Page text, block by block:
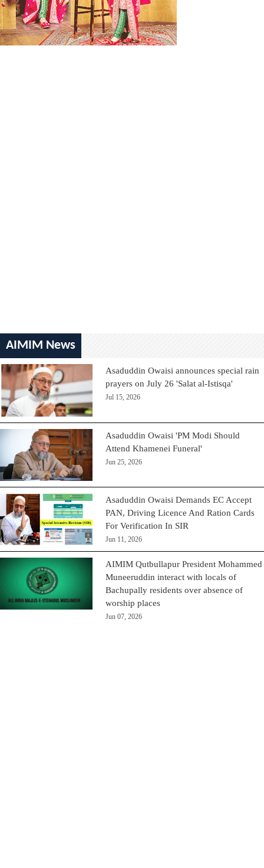
AIMIM News
Asaduddin Owaisi announces special rain
prayers on July 26 'Salat al-Istisqa'
Jul 15, 2026
Asaduddin Owaisi 'PM Modi Should
Attend Khamenei Funeral'
Jun 25, 2026
Asaduddin Owaisi Demands EC Accept
PAN, Driving Licence And Ration Cards
For Verification In SIR
Jun 11, 2026
AIMIM Qutbullapur President Mohammed
Muneeruddin interact with locals of
Bachupally residents over absence of
worship places
Jun 07, 2026